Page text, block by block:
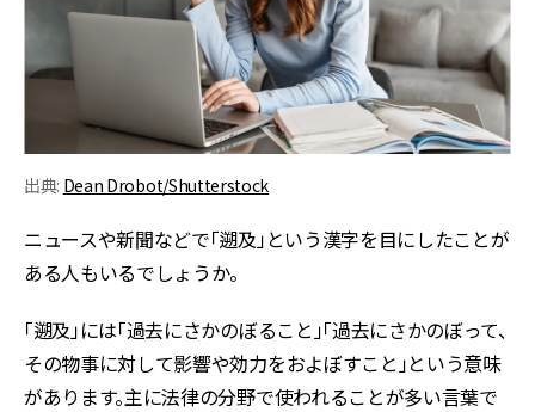
出典: Dean Drobot/Shutterstock
ニュースや新聞などで「遡及」という漢字を目にしたことが
ある人もいるでしょうか。
「遡及」には「過去にさかのぼること」「過去にさかのぼって、
その物事に対して影響や効力をおよぼすこと」という意味
があります。主に法律の分野で使われることが多い言葉で